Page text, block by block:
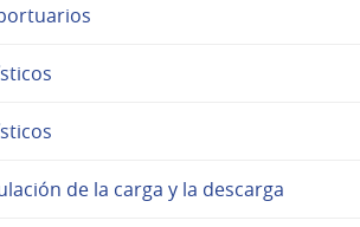
de la carga y la descarga